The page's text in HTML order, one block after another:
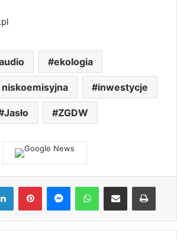
ekologia
inwestycje
Jasło ZGDW
LinkedInPinterestMessengerWhatsAppShare via Email Print